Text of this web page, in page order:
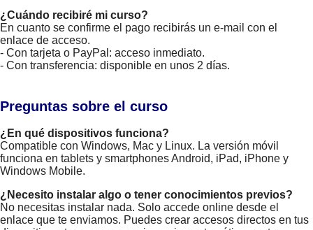
¿Cuándo recibiré mi curso?
En cuanto se confirme el pago recibirás un e-mail con el
enlace de acceso.
- Con tarjeta o PayPal: acceso inmediato.
- Con transferencia: disponible en unos 2 días.
Preguntas sobre el curso
¿En qué dispositivos funciona?
Compatible con Windows, Mac y Linux. La versión móvil
funciona en tablets y smartphones Android, iPad, iPhone y
Windows Mobile.
¿Necesito instalar algo o tener conocimientos previos?
No necesitas instalar nada. Solo accede online desde el
enlace que te enviamos. Puedes crear accesos directos en tus